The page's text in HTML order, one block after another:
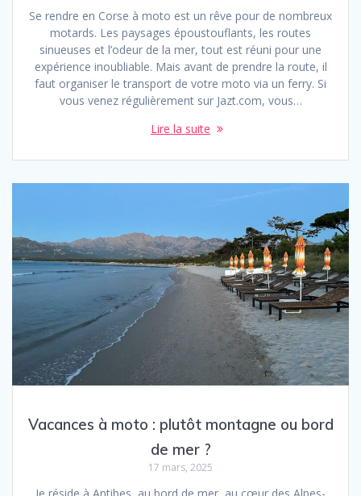
Se rendre en Corse à moto est un rêve pour de nombreux
motards. Les paysages époustouflants, les routes
sinueuses et l’odeur de la mer, tout est réuni pour une
expérience inoubliable. Mais avant de prendre la route, il
faut organiser le transport de votre moto via un ferry. Si
vous venez régulièrement sur Jazt.com, vous…
Lire la suite
Vacances à moto : plutôt montagne ou bord
de mer ?
17 mars, 2025